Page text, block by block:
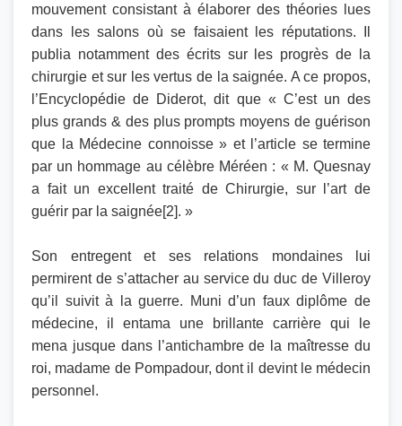
mouvement consistant à élaborer des théories lues
dans les salons où se faisaient les réputations. Il
publia notamment des écrits sur les progrès de la
chirurgie et sur les vertus de la saignée. A ce propos,
l’Encyclopédie de Diderot, dit que « C’est un des
plus grands & des plus prompts moyens de guérison
que la Médecine connoisse » et l’article se termine
par un hommage au célèbre Méréen : « M. Quesnay
a fait un excellent traité de Chirurgie, sur l’art de
guérir par la saignée[2]. »
Son entregent et ses relations mondaines lui
permirent de s’attacher au service du duc de Villeroy
qu’il suivit à la guerre. Muni d’un faux diplôme de
médecine, il entama une brillante carrière qui le
mena jusque dans l’antichambre de la maîtresse du
roi, madame de Pompadour, dont il devint le médecin
personnel.